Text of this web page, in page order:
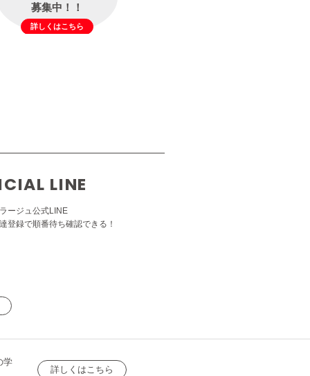
募集中！！
詳しくはこちら
LINE
ージュ公式LINE
登録で順番待ち確認できる！
学
詳しくはこちら